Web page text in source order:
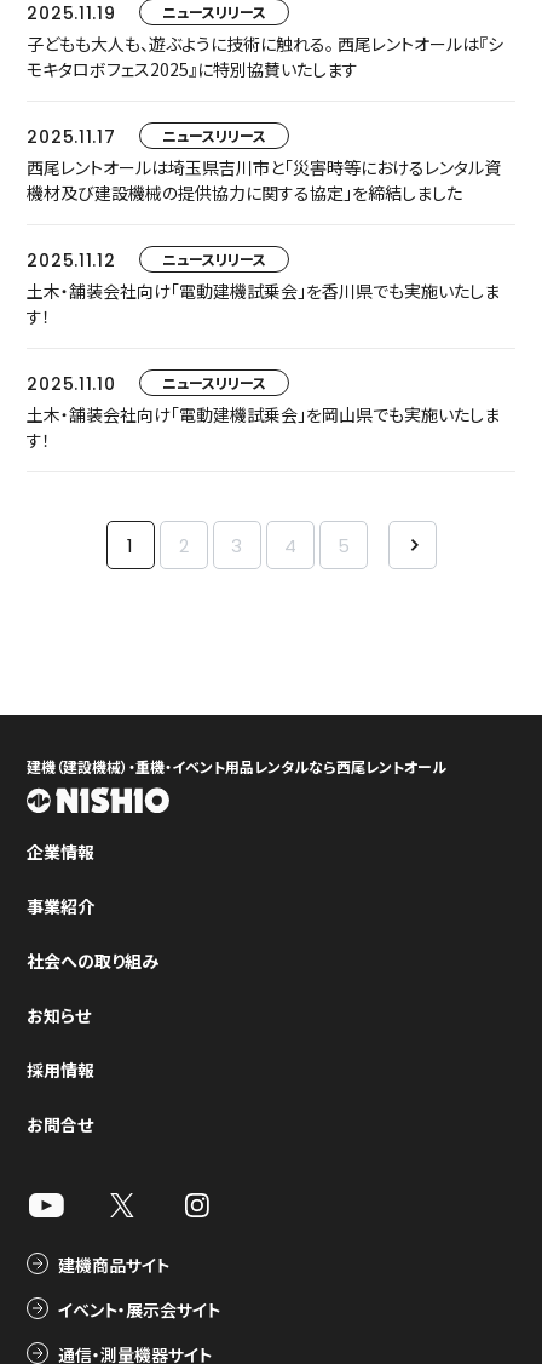
2025.11.19 ニュースリリース
子どもも大人も、遊ぶように技術に触れる。 西尾レントオールは『シ
モキタロボフェス2025』に特別協賛いたします
2025.11.17 ニュースリリース
西尾レントオールは埼玉県吉川市と「災害時等におけるレンタル資
機材及び建設機械の提供協力に関する協定」を締結しました
2025.11.12 ニュースリリース
土木・舗装会社向け「電動建機試乗会」を香川県でも実施いたしま
す！
2025.11.10 ニュースリリース
土木・舗装会社向け「電動建機試乗会」を岡山県でも実施いたしま
す！
1 2 3 4 5
建機（建設機械）・重機・イベント用品レンタルなら西尾レントオール
企業情報
事業紹介
社会への取り組み
お知らせ
採用情報
お問合せ
建機商品サイト
イベント・展示会サイト
通信・測量機器サイト